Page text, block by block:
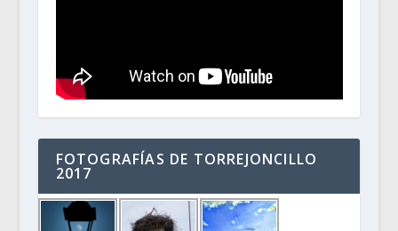
FOTOGRAFÍAS DE TORREJONCILLO
2017